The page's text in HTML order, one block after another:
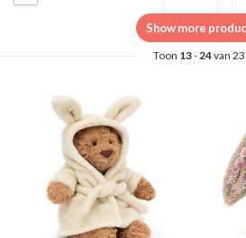
Show more
Toon 13-24van